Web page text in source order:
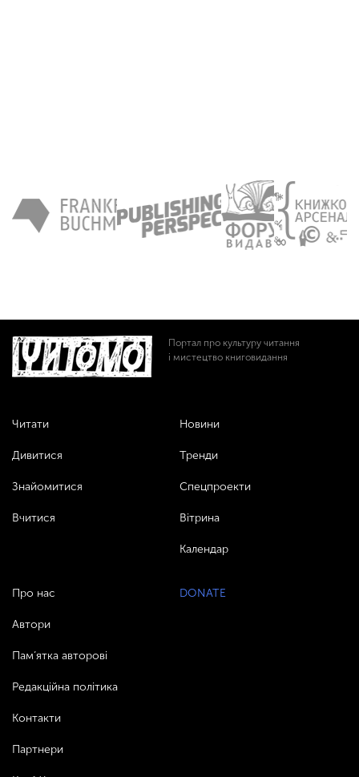
Портал про культуру читання
і мистецтво книговидання
Читати
Дивитися
Знайомитися
Вчитися
Новини
Тренди
Спецпроекти
Вітрина
Календар
Про нас
Автори
Пам’ятка авторові
Редакційна політика
Контакти
Партнери
DONATE